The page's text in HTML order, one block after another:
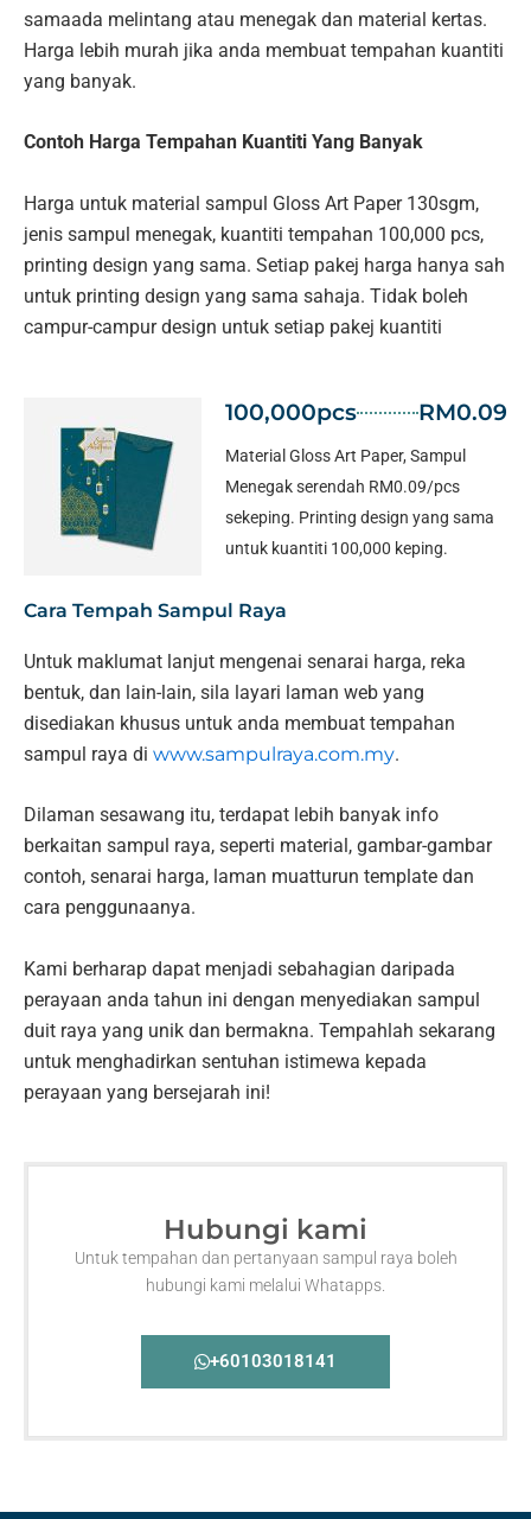
samaada melintang atau menegak dan material kertas.
Harga lebih murah jika anda membuat tempahan kuantiti
yang banyak.
Contoh Harga Tempahan Kuantiti Yang Banyak
Harga untuk material sampul Gloss Art Paper 130sgm,
jenis sampul menegak, kuantiti tempahan 100,000 pcs,
printing design yang sama. Setiap pakej harga hanya sah
untuk printing design yang sama sahaja. Tidak boleh
campur-campur design untuk setiap pakej kuantiti
100,000pcs RM0.09
Material Gloss Art Paper, Sampul
Menegak serendah RM0.09/pcs
sekeping. Printing design yang sama
untuk kuantiti 100,000 keping.
Cara Tempah Sampul Raya
Untuk maklumat lanjut mengenai senarai harga, reka
bentuk, dan lain-lain, sila layari laman web yang
disediakan khusus untuk anda membuat tempahan
sampul raya di www.sampulraya.com.my.
Dilaman sesawang itu, terdapat lebih banyak info
berkaitan sampul raya, seperti material, gambar-gambar
contoh, senarai harga, laman muatturun template dan
cara penggunaanya.
Kami berharap dapat menjadi sebahagian daripada
perayaan anda tahun ini dengan menyediakan sampul
duit raya yang unik dan bermakna. Tempahlah sekarang
untuk menghadirkan sentuhan istimewa kepada
perayaan yang bersejarah ini!
Hubungi kami
Untuk tempahan dan pertanyaan sampul raya boleh
hubungi kami melalui Whatapps.
+60103018141